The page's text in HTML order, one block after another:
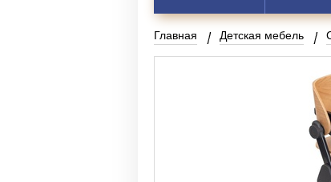
Главная Детская мебель